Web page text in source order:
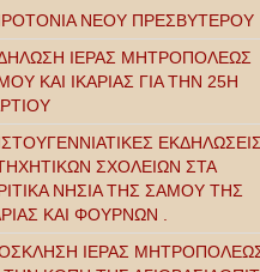
ΝΕΟΥ ΠΡΕΣΒΥΤΕΡΟΥ
ΙΕΡΑΣ ΜΗΤΡΟΠΟΛΕΩΣ
ΚΑΙ ΙΚΑΡΙΑΣ ΓΙΑ ΤΗΝ 25Η
ΕΚΔΗΛΩΣΕΙΣ
ΣΧΟΛΕΙΩΝ ΣΤΑ
ΝΗΣΙΑ ΤΗΣ ΣΑΜΟΥ ΤΗΣ
ΚΑΙ ΦΟΥΡΝΩΝ .
ΙΕΡΑΣ